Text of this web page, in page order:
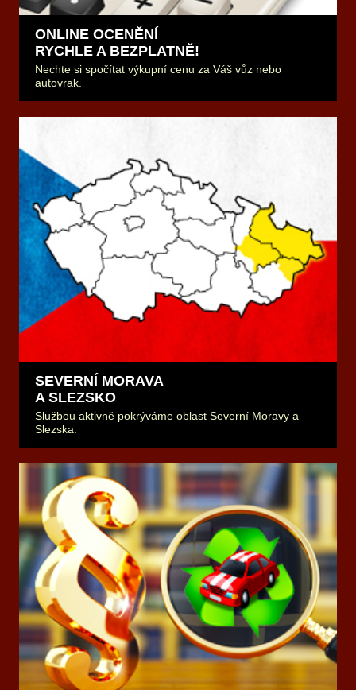
ONLINE OCENĚNÍ
RYCHLE A BEZPLATNĚ!
Nechte si spočítat výkupní cenu za Váš vůz nebo
autovrak.
SEVERNÍ MORAVA
A SLEZSKO
Službou aktivně pokrýváme oblast Severní Moravy a
Slezska.